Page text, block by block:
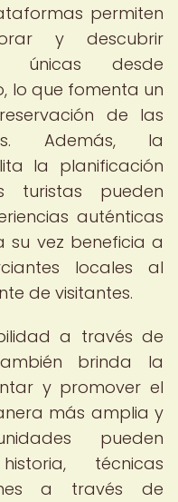
permiten
y descubrir
únicas desde
lo que fomenta un
de las
Además, la
la planificación
pueden
auténticas
su vez beneficia a
locales al
de visitantes.
a través de
brinda la
y promover el
más amplia y
pueden
técnicas
a través de